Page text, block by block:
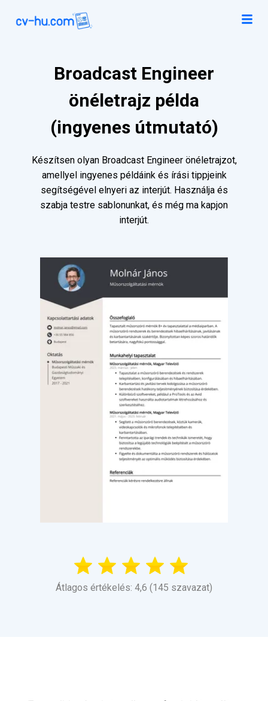
Broadcast Engineer
önéletrajz példa
(ingyenes útmutató)
Készítsen olyan Broadcast Engineer önéletrajzot,
amellyel ingyenes példáink és írási tippjeink
segítségével elnyeri az interjút. Használja és
szabja testre sablonunkat, és még ma kapjon
interjút.
Átlagos értékelés: 4,6 (145 szavazat)